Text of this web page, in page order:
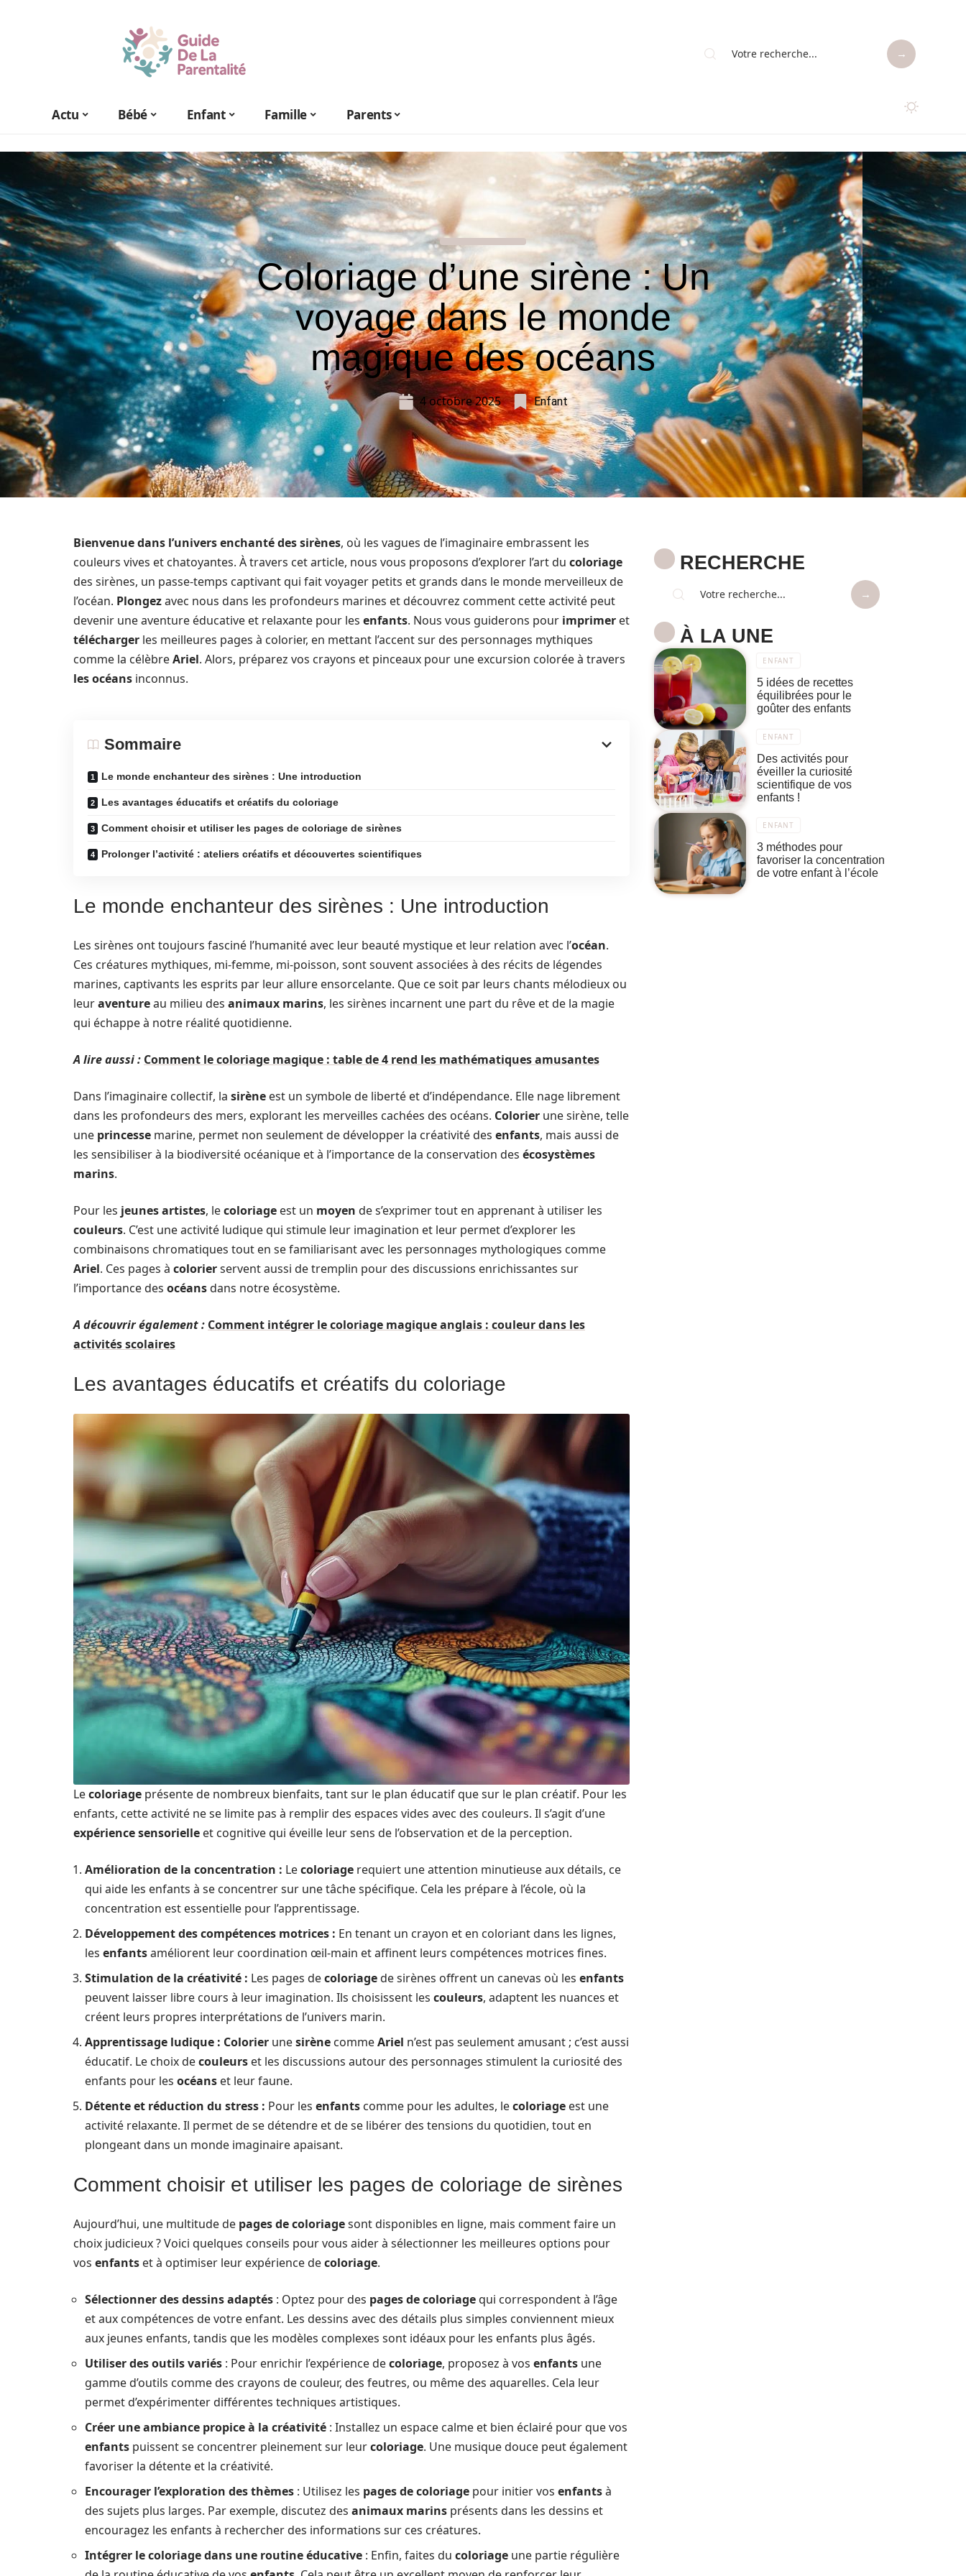
Actu Bébé Enfant Famille Parents
Coloriage d’une sirène : Un
voyage dans le monde
magique des océans
4 octobre 2025 Enfant
Bienvenue dans l’univers enchanté des sirènes, où les vagues de l’imaginaire embrassent les
couleurs vives et chatoyantes. À travers cet article, nous vous proposons d’explorer l’art du coloriage
des sirènes, un passe-temps captivant qui fait voyager petits et grands dans le monde merveilleux de
l’océan. Plongezavec nous dans les profondeurs marines et découvrez comment cette activité peut
devenir une aventure éducative et relaxante pour les enfants. Nous vous guiderons pour imprimer et
télécharger les meilleures pages à colorier, en mettant l’accent sur des personnages mythiques
comme la célèbreAriel. Alors, préparez vos crayons et pinceaux pour une excursion colorée à travers
les océans inconnus.
Sommaire
Le monde enchanteur des sirènes : Une introduction
Les avantages éducatifs et créatifs du coloriage
Comment choisir et utiliser les pages de coloriage de sirènes
Prolonger l’activité : ateliers créatifs et découvertes scientifiques
Le monde enchanteur des sirènes : Une introduction
Les sirènes ont toujours fasciné l’humanité avec leur beauté mystique et leur relation avec l’océan.
Ces créatures mythiques, mi-femme, mi-poisson, sont souvent associées à des récits de légendes
marines, captivants les esprits par leur allure ensorcelante. Que ce soit par leurs chants mélodieux ou
leuraventureau milieu des animaux marins, les sirènes incarnent une part du rêve et de la magie
qui échappe à notre réalité quotidienne.
A lire aussi : Comment le coloriage magique : table de 4 rend les mathématiques amusantes
Dans l’imaginaire collectif, la sirène est un symbole de liberté et d’indépendance. Elle nage librement
dans les profondeurs des mers, explorant les merveilles cachées des océans. Colorier une sirène, telle
une princesse marine, permet non seulement de développer la créativité des enfants, mais aussi de
les sensibiliser à la biodiversité océanique et à l’importance de la conservation des écosystèmes
marins.
Pour les jeunes artistes, lecoloriage est un moyen de s’exprimer tout en apprenant à utiliser les
couleurs. C’est une activité ludique qui stimule leur imagination et leur permet d’explorer les
combinaisons chromatiques tout en se familiarisant avec les personnages mythologiques comme
Ariel. Ces pages à colorierservent aussi de tremplin pour des discussions enrichissantes sur
l’importance des océansdans notre écosystème.
A découvrir également : Comment intégrer le coloriage magique anglais : couleur dans les
activités scolaires
Les avantages éducatifs et créatifs du coloriage
Lecoloriage présente de nombreux bienfaits, tant sur le plan éducatif que sur le plan créatif. Pour les
enfants, cette activité ne se limite pas à remplir des espaces vides avec des couleurs. Il s’agit d’une
expérience sensorielle et cognitive qui éveille leur sens de l’observation et de la perception.
Amélioration de la concentration : Lecoloriage requiert une attention minutieuse aux détails, ce
qui aide les enfants à se concentrer sur une tâche spécifique. Cela les prépare à l’école, où la
concentration est essentielle pour l’apprentissage.
Développement des compétences motrices : En tenant un crayon et en coloriant dans les lignes,
les enfantsaméliorent leur coordination œil-main et affinent leurs compétences motrices fines.
Stimulation de la créativité : Les pages decoloriagede sirènes offrent un canevas où les enfants
peuvent laisser libre cours à leur imagination. Ils choisissent les couleurs, adaptent les nuances et
créent leurs propres interprétations de l’univers marin.
Apprentissage ludique : Colorier unesirène commeAriel n’est pas seulement amusant ; c’est aussi
éducatif. Le choix decouleurs et les discussions autour des personnages stimulent la curiosité des
enfants pour les océans et leur faune.
Détente et réduction du stress : Pour les enfants comme pour les adultes, lecoloriage est une
activité relaxante. Il permet de se détendre et de se libérer des tensions du quotidien, tout en
plongeant dans un monde imaginaire apaisant.
Comment choisir et utiliser les pages de coloriage de sirènes
Aujourd’hui, une multitude de pages de coloriagesont disponibles en ligne, mais comment faire un
choix judicieux ? Voici quelques conseils pour vous aider à sélectionner les meilleures options pour
vos enfants et à optimiser leur expérience decoloriage.
Sélectionner des dessins adaptés : Optez pour des pages de coloriagequi correspondent à l’âge
et aux compétences de votre enfant. Les dessins avec des détails plus simples conviennent mieux
aux jeunes enfants, tandis que les modèles complexes sont idéaux pour les enfants plus âgés.
Utiliser des outils variés : Pour enrichir l’expérience decoloriage, proposez à vos enfants une
gamme d’outils comme des crayons de couleur, des feutres, ou même des aquarelles. Cela leur
permet d’expérimenter différentes techniques artistiques.
Créer une ambiance propice à la créativité : Installez un espace calme et bien éclairé pour que vos
enfants puissent se concentrer pleinement sur leurcoloriage. Une musique douce peut également
favoriser la détente et la créativité.
Encourager l’exploration des thèmes : Utilisez les pages de coloriage pour initier vos enfantsà
des sujets plus larges. Par exemple, discutez des animaux marins présents dans les dessins et
encouragez les enfants à rechercher des informations sur ces créatures.
Intégrer le coloriage dans une routine éducative : Enfin, faites du coloriage une partie régulière
RECHERCHE
À LA UNE
ENFANT
5 idées de recettes
équilibrées pour le
goûter des enfants
ENFANT
Des activités pour
éveiller la curiosité
scientifique de vos
enfants !
ENFANT
3 méthodes pour
favoriser la concentration
de votre enfant à l’école